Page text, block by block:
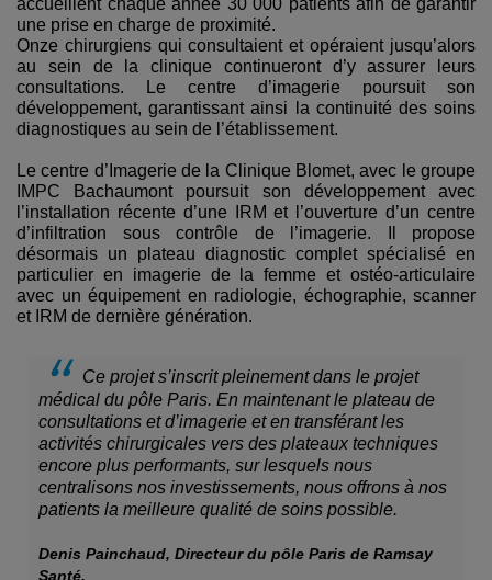
une prise en charge de proximité.
Onze chirurgiens qui consultaient et opéraient jusqu’alors
au sein de la clinique continueront d’y assurer leurs
consultations. Le centre d’imagerie poursuit son
développement, garantissant ainsi la continuité des soins
diagnostiques au sein de l’établissement.
Le centre d’Imagerie de la Clinique Blomet, avec le groupe
IMPC Bachaumont poursuit son développement avec
l’installation récente d’une IRM et l’ouverture d’un centre
d’infiltration sous contrôle de l’imagerie. Il propose
désormais un plateau diagnostic complet spécialisé en
particulier en imagerie de la femme et ostéo-articulaire
avec un équipement en radiologie, échographie, scanner
et IRM de dernière génération.
Ce projet s’inscrit pleinement dans le projet
médical du pôle Paris. En maintenant le plateau de
consultations et d’imagerie et en transférant les
activités chirurgicales vers des plateaux techniques
encore plus performants, sur lesquels nous
centralisons nos investissements, nous offrons à nos
patients la meilleure qualité de soins possible.
Denis Painchaud, Directeur du pôle Paris de Ramsay
Santé.